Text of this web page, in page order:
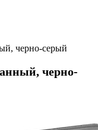
черно-серый
черно-